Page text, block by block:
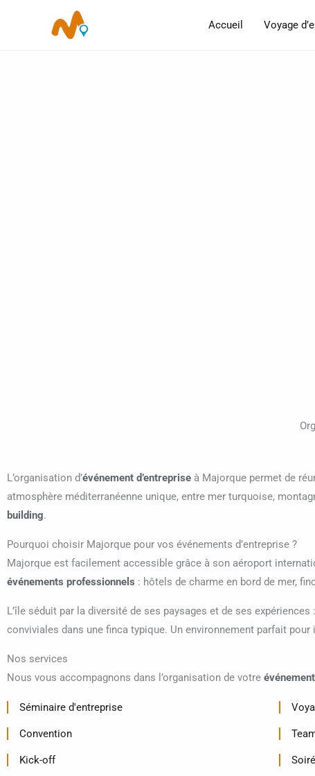
Accueil Voyage
L’organisation d’événement d’entreprise à Majorque permet de
atmosphère méditerranéenne unique, entre mer turquoise,
building.
Pourquoi choisir Majorque pour vos événements d’entreprise ?
Majorque est facilement accessible grâce à son aéroport
événements professionnels : hôtels de charme en bord de mer,
L’île séduit par la diversité de ses paysages et de ses
conviviales dans une finca typique. Un environnement parfait
Nos services
Nous vous accompagnons dans l’organisation de votre
Séminaire d'entreprise
Convention
Kick-off